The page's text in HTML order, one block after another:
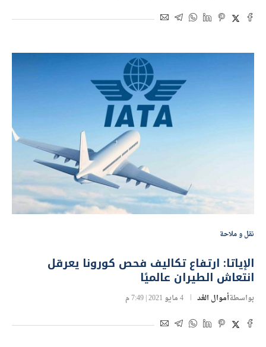
نقل و ملاحة
الإياتا: ارتفاع تكاليف فحص كورونا يعرقل
انتعاش الطيران عالميًا
بواسطةأموال الغد 4 مايو 2021 | 7:49 م